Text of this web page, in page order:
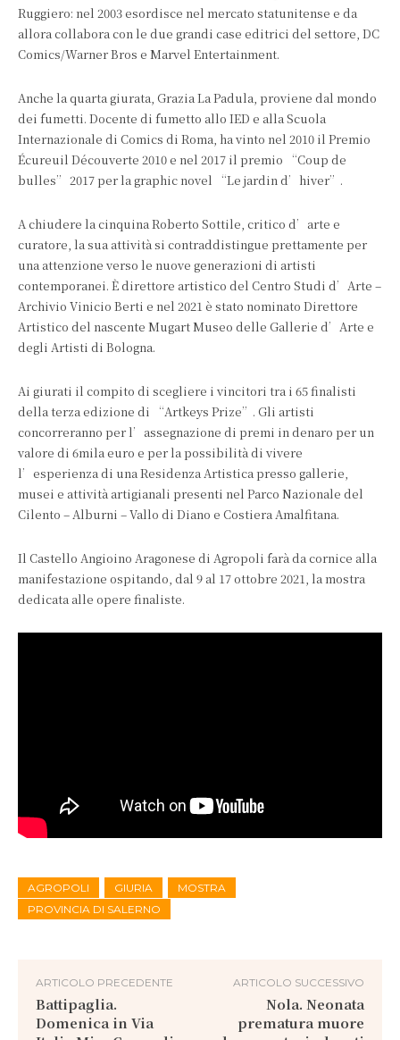
Ruggiero: nel 2003 esordisce nel mercato statunitense e da
allora collabora con le due grandi case editrici del settore, DC
Comics/Warner Bros e Marvel Entertainment.
Anche la quarta giurata, Grazia La Padula, proviene dal mondo
dei fumetti. Docente di fumetto allo IED e alla Scuola
Internazionale di Comics di Roma, ha vinto nel 2010 il Premio
Écureuil Découverte 2010 e nel 2017 il premio “Coup de
bulles” 2017 per la graphic novel “Le jardin d’hiver”.
A chiudere la cinquina Roberto Sottile, critico d’arte e
curatore, la sua attività si contraddistingue prettamente per
una attenzione verso le nuove generazioni di artisti
contemporanei. È direttore artistico del Centro Studi d’Arte –
Archivio Vinicio Berti e nel 2021 è stato nominato Direttore
Artistico del nascente Mugart Museo delle Gallerie d’Arte e
degli Artisti di Bologna.
Ai giurati il compito di scegliere i vincitori tra i 65 finalisti
della terza edizione di “Artkeys Prize”. Gli artisti
concorreranno per l’assegnazione di premi in denaro per un
valore di 6mila euro e per la possibilità di vivere
l’esperienza di una Residenza Artistica presso gallerie,
musei e attività artigianali presenti nel Parco Nazionale del
Cilento – Alburni – Vallo di Diano e Costiera Amalfitana.
Il Castello Angioino Aragonese di Agropoli farà da cornice alla
manifestazione ospitando, dal 9 al 17 ottobre 2021, la mostra
dedicata alle opere finaliste.
AGROPOLI GIURIA
MOSTRA
PROVINCIA DI SALERNO
ARTICOLO PRECEDENTE
Battipaglia.
Domenica in Via
ARTICOLO SUCCESSIVO
Nola. Neonata
prematura muore